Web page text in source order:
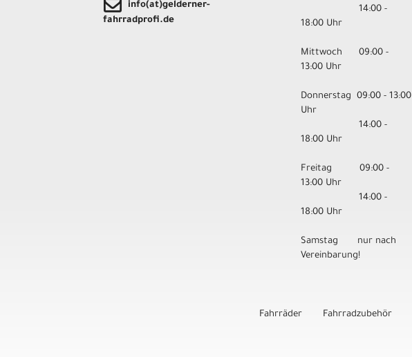
info(at)gelderner-
fahrradprofi.de
14:00 -
18:00 Uhr
Mittwoch 09:00 -
13:00 Uhr
Donnerstag 09:00 - 13:00
Uhr
14:00 -
18:00 Uhr
Freitag 09:00 -
13:00 Uhr
14:00 -
18:00 Uhr
Samstag nur nach
Vereinbarung!
Fahrräder Fahrradzubehör